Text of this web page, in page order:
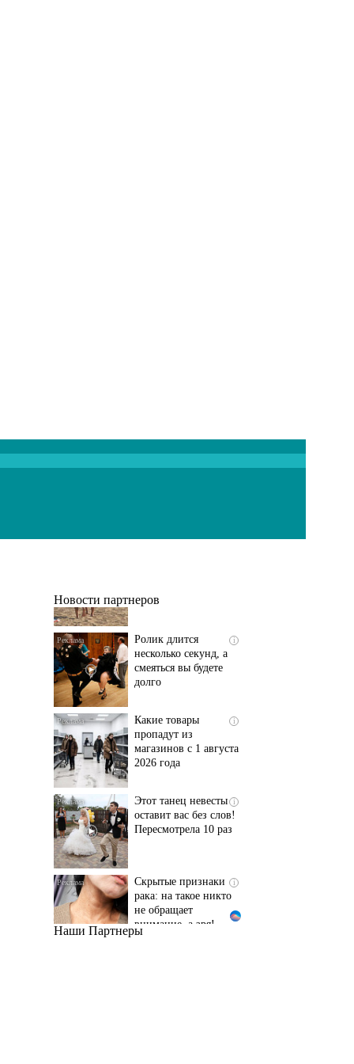
Новости партнеров
смеяться вы будете
долго
магазинов с 1 августа
2026 года
Пересмотрела 10 раз
не обращает
внимание, а зря!
Ржу не переставая, это
Наши Партнеры